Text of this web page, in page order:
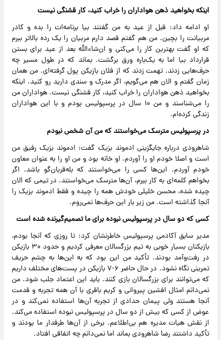
اینکه بخواهید ذهن هواداران را خراب کنید، کار قشنگی نیست
او ادامه داد: قبل از عید به من گفتند بیا برنامه‌ات را بده و کادر
مربیانت را بچین. من هم گفتم قصد دارم مربیان را یک رده بالاتر ببرم
که او گفت بهترین کار را می‌کنی و ان‌شاءالله بعد از عید برای بستن
قرارداد بیا اما به یک‌باره ورق برگشت. بماند که در طول مسیر چه
حرف‌هایی زدند. تهمت زدند که از فلان بازیکن پول گرفته‌ای. من همان
زمان گفتم و الان هم می‌گویم، اگر مدرک و سندی دارید رو کنید. اینکه
بخواهید ذهن هواداران را خراب کنید، کار قشنگی نیست. هواداران من
را می‌شناسند و من ۱۰ سال در پرسپولیس بودم و با این هواداران
زندگی کرده‌ام.
در پرسپولیس مترسک می‌خواستند که من آن شخص نبودم
شاهرودی درباره جایگزینی ادموند بزیک گفت: ادموند بزیک رفیق من
است و اصلا خودم او را آوردم. او خانه‌ بود و من او را به عنوان معاون
خودم آوردم. این‌ها کسی را می‌خواستند که بله‌قربان‌گو باشد. اگر
بخواهم کلمه‌ای به کار ببرم، آن‌ها مترسک می‌خواستند. در تیمی که الان
چیده شده، محسن خلیلی خودش همه را چیده و فقط ادموند بزیک را
آنجا گذاشته است. من زیر بار این حرف‌ها نمی‌روم.
کسی که دو سال در پرسپولیس نبوده برای ما تصمیم‌گیرنده شده است
مدیر سابق آکادمی پرسپولیس خاطرنشان کرد: تا روزی که آنجا بودم،
بازیکنان بسیار خوبی به تیم بزرگسالان معرفی کردیم و حدود ۳۰ بازیکن
در رفت‌وآمد بودند. تأکید من این بود که به این‌ها به چشم حریف
تمرینی نگاه نشود. در حال حاضر ۶-۷ بازیکن در پست‌های مختلف داریم
که می‌توانند برای بزرگسالان بازی کنند. باید این اعتماد جلب شود. من
نمی‌دانم امثال افشین پیروانی و کریم باقری با آن همه تجربه و قدمت
آنجا هستند ولی پیمان حدادی از تجربه آن‌ها استفاده نمی‌کند و در
عوض از کسی که بیش از دو سال در پرسپولیس نبوده استفاده می‌کند.
از نقش هیات مدیره هم بی‌اطلاعم. برخی از آن‌ها طرفدار ما بودند و
تأکید داشتند رضا شاهرودی بماند اما نمی‌دانم چه اتفاقی افتاد.